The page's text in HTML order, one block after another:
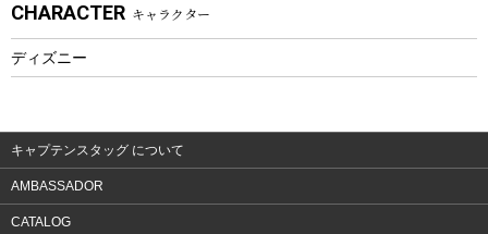
ウェア、タオル
フィットネス
ウェア
CHARACTER キャラクター
ディズニー
キャプテンスタッグ について
AMBASSADOR
CATALOG